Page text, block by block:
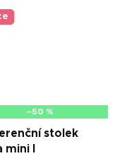
–50 %
stolek
mini I